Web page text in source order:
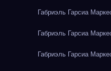
Габриэль Гарсиа
Габриэль Гарсиа
Габриэль Гарсиа